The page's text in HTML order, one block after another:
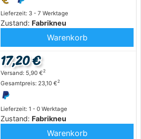
Lieferzeit: 3 - 7 Werktage
Zustand: Fabrikneu
Warenkorb
Lieferzeit: 1 - 0 Werktage
Zustand: Fabrikneu
17,20 €
Versand: 5,90 €2
Gesamtpreis: 23,10 €2
Warenkorb